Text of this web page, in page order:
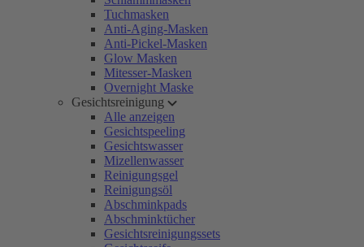
Tuchmasken
Anti-Aging-Masken
Anti-Pickel-Masken
Glow Masken
Mitesser-Masken
Overnight Maske
Gesichtsreinigung
Alle anzeigen
Gesichtspeeling
Gesichtswasser
Mizellenwasser
Reinigungsgel
Reinigungsöl
Abschminkpads
Abschminktücher
Gesichtsreinigungssets